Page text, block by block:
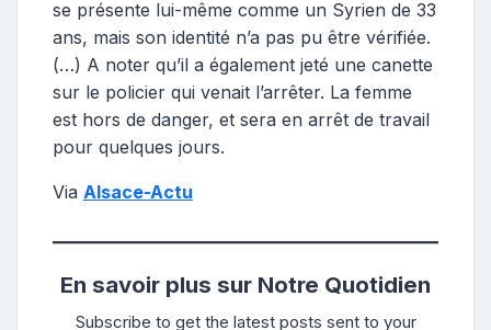
se présente lui-même comme un Syrien de 33
ans, mais son identité n’a pas pu être vérifiée.
(…) A noter qu’il a également jeté une canette
sur le policier qui venait l’arrêter. La femme
est hors de danger, et sera en arrêt de travail
pour quelques jours.
Via Alsace-Actu
En savoir plus sur Notre Quotidien
Subscribe to get the latest posts sent to your